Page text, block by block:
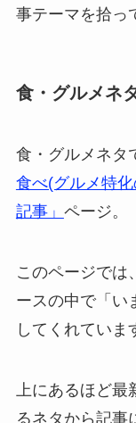
事テーマを拾っ
食・グルメネ
食・グルメネタ
食べ(グルメ特
記事」 ページ。
このページでは
ースの中で「い
してくれていま
上にあるほど
るネタから記事